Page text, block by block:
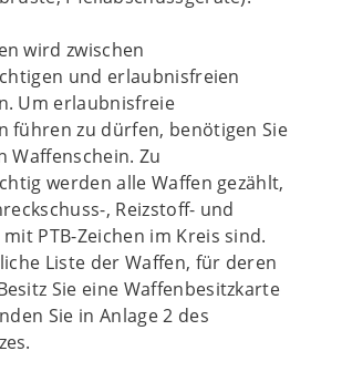
wird zwischen
und erlaubnisfreien
Um erlaubnisfreie
führen zu dürfen, benötigen Sie
Waffenschein. Zu
werden alle Waffen gezählt,
, Reizstoff- und
PTB-Zeichen im Kreis sind.
Liste der Waffen, für deren
Sie eine Waffenbesitzkarte
Sie in Anlage 2 des